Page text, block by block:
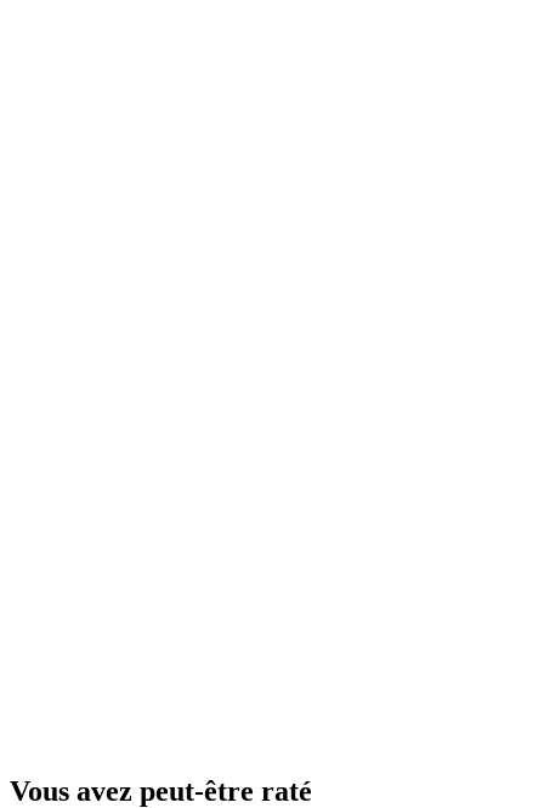
Vous avez peut-être raté